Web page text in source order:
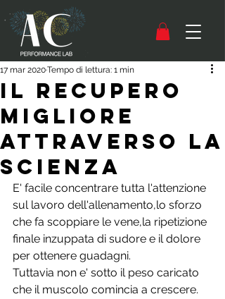
IL RECUPERO
MIGLIORE
ATTRAVERSO LA
SCIENZA
17 mar 2020Tempo di lettura: 1 min
E' facile concentrare tutta l'attenzione
sul lavoro dell'allenamento,lo sforzo
che fa scoppiare le vene,la ripetizione
finale inzuppata di sudore e il dolore
per ottenere guadagni.
Tuttavia non e' sotto il peso caricato
che il muscolo comincia a crescere.